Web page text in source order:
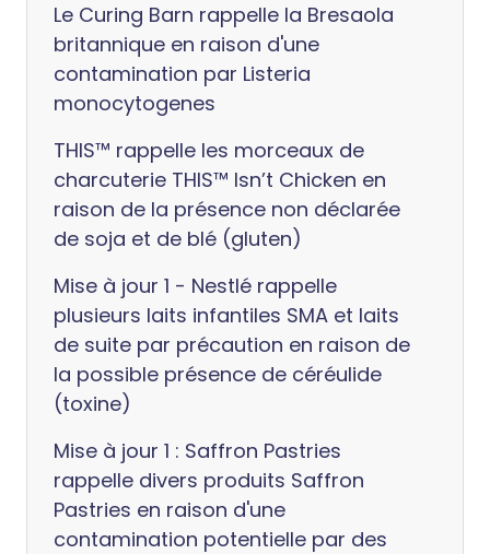
Le Curing Barn rappelle la Bresaola
britannique en raison d'une
contamination par Listeria
monocytogenes
THIS™ rappelle les morceaux de
charcuterie THIS™ Isn’t Chicken en
raison de la présence non déclarée
de soja et de blé (gluten)
Mise à jour 1 - Nestlé rappelle
plusieurs laits infantiles SMA et laits
de suite par précaution en raison de
la possible présence de céréulide
(toxine)
Mise à jour 1 : Saffron Pastries
rappelle divers produits Saffron
Pastries en raison d'une
contamination potentielle par des